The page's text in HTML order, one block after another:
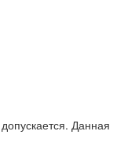
Данная